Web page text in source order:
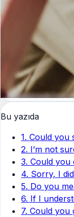
Bu yazıda
1. Could you
2. I’m not
3. Could you
4. Sorry, I
5. Do you
6. If I
7. Could you